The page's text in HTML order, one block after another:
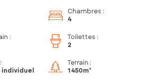
Chambres :
4
:
Toilettes :
2
Terrain :
1 450m²